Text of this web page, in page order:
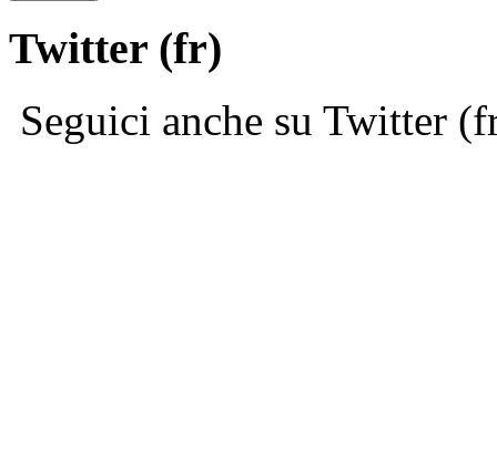
Twitter (fr)
Seguici anche su Twitter